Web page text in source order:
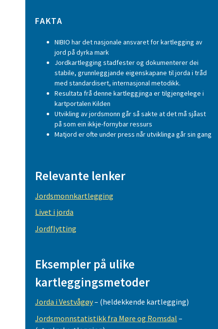
FAKTA
NIBIO har det nasjonale ansvaret for kartlegging av
jord på dyrka mark
Jordkartlegging stadfester og dokumenterer dei
stabile, grunnleggjande eigenskapane til jorda i tråd
med standardisert, internasjonal metodikk.
Resultata frå denne kartleggjinga er tilgjengelege i
kartportalen Kilden
Utvikling av jordsmonn går så sakte at det må sjåast
på som ein ikkje-fornybar ressurs
Matjord er ofte under press når utviklinga går sin gang
Relevante lenker
Jordsmonnkartlegging
Livet i jorda
Jordflytting
Eksempler på ulike
kartleggingsmetoder
Jorda i Vestvågøy– (heldekkende kartlegging)
Jordsmonnstatistikk fra Møre og Romsdal –